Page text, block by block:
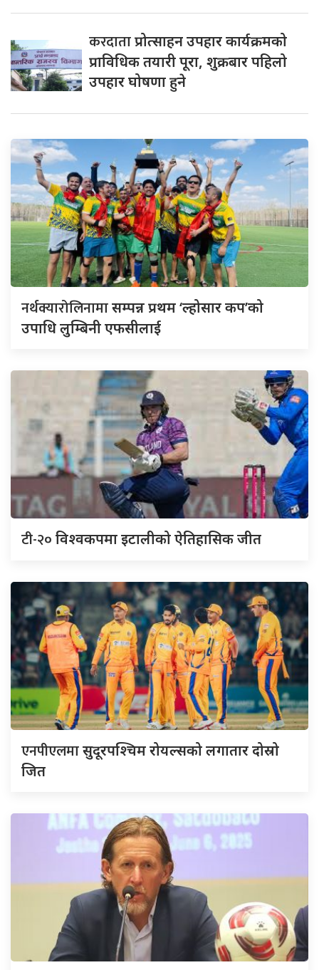
करदाताप्रोत्साहन उपहार कार्यक्रमको
प्राविधिक तयारी पूरा, शुक्रबार पहिलो
उपहार घोषणा हुने
नर्थक्यारोलिनामासम्पन्न प्रथम ‘ल्होसार कप’को
उपाधि लुम्बिनी एफसीलाई
टी-२० विश्वकपमा इटालीको ऐतिहासिक जीत
एनपीएलमासुदूरपश्चिम रोयल्सको लगातार दोस्रो
जित